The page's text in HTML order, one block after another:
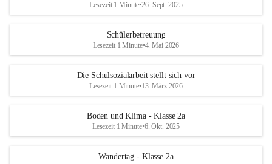
Lesezeit 1 Minute•26. Sept. 2025
Schülerbetreuung
Lesezeit 1 Minute•4. Mai 2026
Die Schulsozialarbeit stellt sich vor
Lesezeit 1 Minute•13. März 2026
Boden und Klima - Klasse 2a
Lesezeit 1 Minute•6. Okt. 2025
Wandertag - Klasse 2a